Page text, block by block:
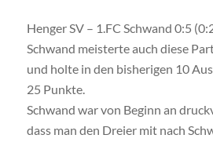
Henger SV – 1.FC Schwand 0:5
Schwand meisterte auch diese
und holte in den bisherigen 10
25 Punkte.
Schwand war von Beginn an
dass man den Dreier mit nach